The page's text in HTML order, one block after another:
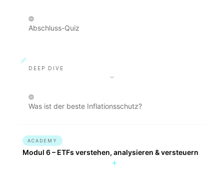
Abschluss-Quiz
DEEP DIVE
Was ist der beste Inflationsschutz?
ACADEMY
Modul 6 – ETFs verstehen, analysieren & versteuern